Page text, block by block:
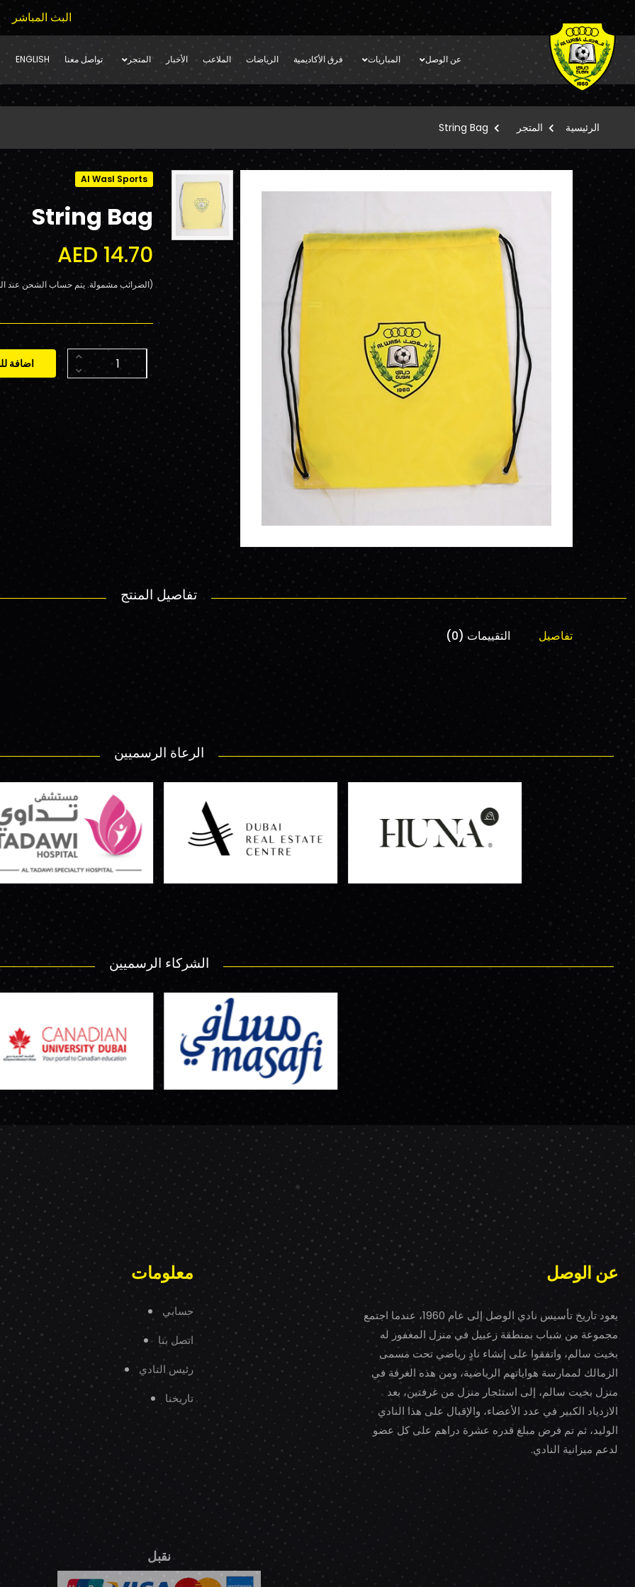
البث المباشر
عن الوصل المباريات فرق الأكاديمية الرياضات الملاعب الأخبار المتجر تواصل معنا ENGLISH
الرئيسية المتجر String Bag
Al Wasl Sports
String Bag
AED 14.70
(الضرائب مشمولة. يتم حساب الشحن عند
اضافة
تفاصيل المنتج
تفاصيل التقييمات (0)
الرعاة الرسميين
الشركاء الرسميين
عن الوصل
يعود تاريخ تأسيس نادي الوصل إلى عام 1960، عندما اجتمع
مجموعة من شباب بمنطقة زعبيل في منزل المغفور له
بخيت سالم، واتفقوا على إنشاء نادٍ رياضي تحت مسمى
الزمالك لممارسة هواياتهم الرياضية، ومن هذه الغرفة في
منزل بخيت سالم، إلى استئجار منزل من غرفتين، بعد
الازدياد الكبير في عدد الأعضاء، والإقبال على هذا النادي
الوليد، ثم تم فرض مبلغ قدره عشرة دراهم على كل عضو
لدعم ميزانية النادي.
معلومات
حسابي
اتصل بنا
رئيس النادي
تاريخنا
نقبل